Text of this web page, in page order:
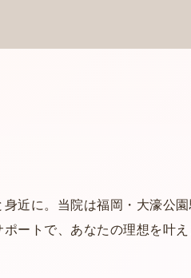
近に。当院は福岡・大濠公
ートで、あなたの理想を叶え